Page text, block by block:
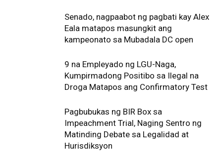
Senado, nagpaabot ng pagbati kay Alex
Eala matapos masungkit ang
kampeonato sa Mubadala DC open
9 na Empleyado ng LGU-Naga,
Kumpirmadong Positibo sa Ilegal na
Droga Matapos ang Confirmatory Test
Pagbubukas ng BIR Box sa
Impeachment Trial, Naging Sentro ng
Matinding Debate sa Legalidad at
Hurisdiksyon